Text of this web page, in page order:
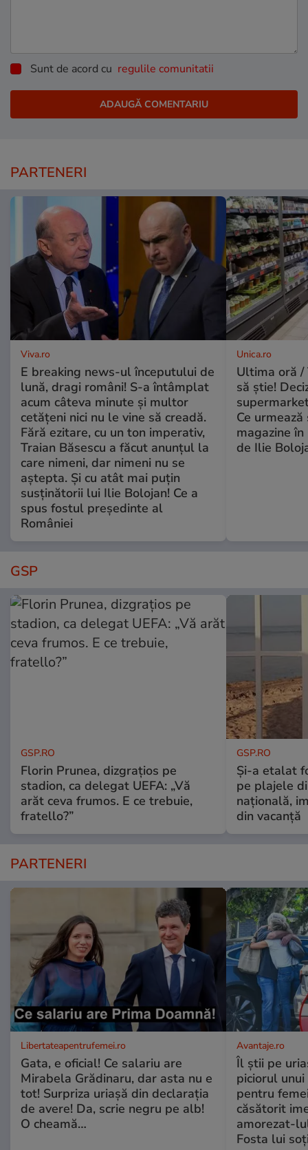
Sunt de acord cu regulile comunitatii
PARTENERI
Viva.ro
E breaking news-ul începutului de
lună, dragi români! S-a întâmplat
acum câteva minute și multor
cetățeni nici nu le vine să creadă.
Fără ezitare, cu un ton imperativ,
Traian Băsescu a făcut anunțul la
care nimeni, dar nimeni nu se
aștepta. Și cu atât mai puțin
susținătorii lui Ilie Bolojan! Ce a
spus fostul președinte al
României
Unica.ro
Ultima oră /
să știe!
Ce
magazine
de Ilie
GSP
GSP.RO
Florin Prunea, dizgrațios pe
stadion, ca delegat UEFA: „Vă
arăt ceva frumos. E ce trebuie,
fratello?”
GSP.RO
Și-a etalat
pe plajele
națională,
din vacanță
PARTENERI
Libertateapentrufemei.ro
Gata, e oficial! Ce salariu are
Mirabela Grădinaru, dar asta nu e
tot! Surpriza uriașă din declarația
de avere! Da, scrie negru pe alb!
O cheamă…
Avantaje.ro
Îl știi pe
piciorul
pentru
căsătorit
amorezat-
Fosta lui